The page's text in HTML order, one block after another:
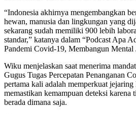
“Indonesia akhirnya mengembangkan
hewan, manusia dan lingkungan yang
sekarang sudah memiliki 900 lebih
standar,” katanya dalam “Podcast Apa
Pandemi Covid-19, Membangun Mental
Wiku menjelaskan saat menerima
Gugus Tugas Percepatan Penanganan
pertama kali adalah memperkuat
memastikan kemampuan deteksi karena
berada dimana saja.